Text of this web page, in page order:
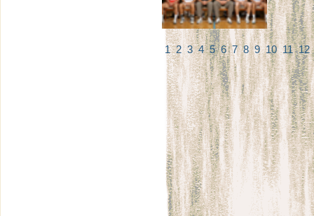
12345678 9101112